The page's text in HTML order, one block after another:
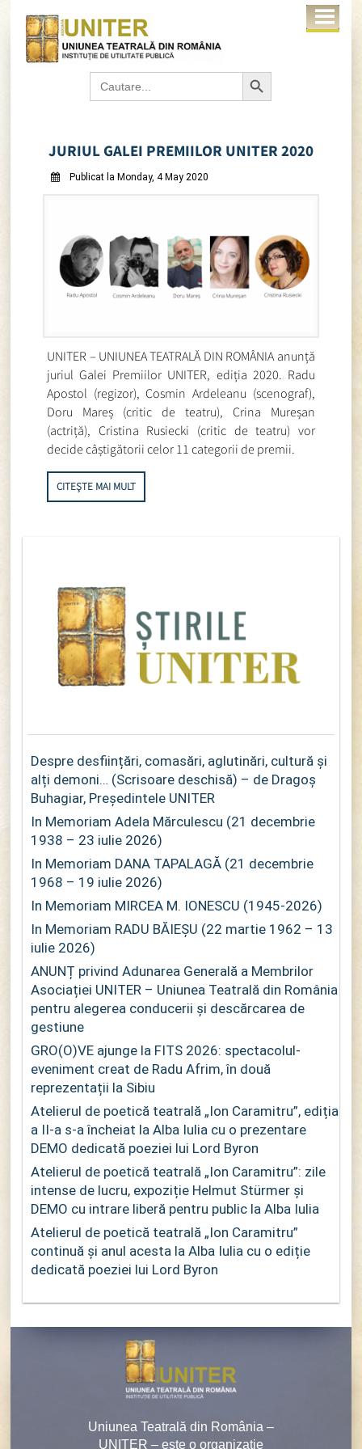
Search
for:
Search Button
JURIUL GALEI PREMIILOR UNITER 2020
Publicat la Monday, 4 May 2020
UNITER – UNIUNEA TEATRALĂ DIN ROMÂNIA anunță
juriul Galei Premiilor UNITER, ediția 2020. Radu
Apostol (regizor), Cosmin Ardeleanu (scenograf),
Doru Mareș (critic de teatru), Crina Mureșan
(actriță), Cristina Rusiecki (critic de teatru) vor
decide câștigătorii celor 11 categorii de premii.
CITEȘTE MAI MULT
Despre desființări, comasări, aglutinări, cultură și
alți demoni… (Scrisoare deschisă) – de Dragoș
Buhagiar, Președintele UNITER
In Memoriam Adela Mărculescu (21 decembrie
1938 – 23 iulie 2026)
In Memoriam DANA TAPALAGĂ (21 decembrie
1968 – 19 iulie 2026)
In Memoriam MIRCEA M. IONESCU (1945-2026)
In Memoriam RADU BĂIEȘU (22 martie 1962 – 13
iulie 2026)
ANUNȚ privind Adunarea Generală a Membrilor
Asociației UNITER – Uniunea Teatrală din România
pentru alegerea conducerii și descărcarea de
gestiune
GRO(O)VE ajunge la FITS 2026: spectacolul-
eveniment creat de Radu Afrim, în două
reprezentații la Sibiu
Atelierul de poetică teatrală „Ion Caramitru”, ediția
a II-a s-a încheiat la Alba Iulia cu o prezentare
DEMO dedicată poeziei lui Lord Byron
Atelierul de poetică teatrală „Ion Caramitru”: zile
intense de lucru, expoziție Helmut Stürmer și
DEMO cu intrare liberă pentru public la Alba Iulia
Atelierul de poetică teatrală „Ion Caramitru”
continuă și anul acesta la Alba Iulia cu o ediție
dedicată poeziei lui Lord Byron
Uniunea Teatrală din România –
UNITER – este o organizaţie